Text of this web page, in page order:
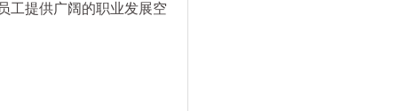
工提供广阔的职业发展空